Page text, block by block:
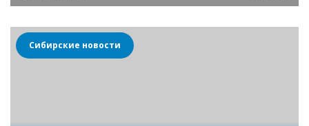
Сибирские новости